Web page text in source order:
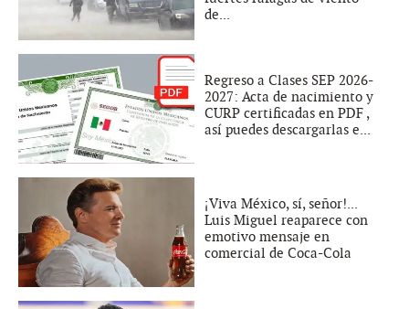
de...
Regreso a Clases SEP 2026-
2027: Acta de nacimiento y
CURP certificadas en PDF ,
así puedes descargarlas e...
¡Viva México, sí, señor!...
Luis Miguel reaparece con
emotivo mensaje en
comercial de Coca-Cola